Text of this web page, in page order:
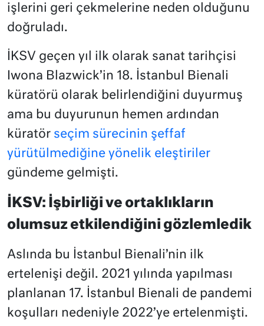
işlerini geri çekmelerine neden olduğunu
doğruladı.
İKSV geçen yıl ilk olarak sanat tarihçisi
Iwona Blazwick’in 18. İstanbul Bienali
küratörü olarak belirlendiğini duyurmuş
ama bu duyurunun hemen ardından
küratör seçim sürecinin şeffaf
yürütülmediğine yönelik eleştiriler
gündeme gelmişti.
İKSV: İşbirliği ve ortaklıkların
olumsuz etkilendiğini gözlemledik
Aslında bu İstanbul Bienali’nin ilk
ertelenişi değil. 2021 yılında yapılması
planlanan 17. İstanbul Bienali de pandemi
koşulları nedeniyle 2022’ye ertelenmişti.